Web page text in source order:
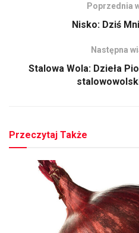
Poprzednia
Nisko: Dziś
Następna
Stalowa Wola: Dzieła
Przeczytaj Także